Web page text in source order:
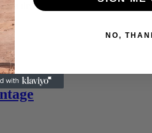
de cadena ramificada BCAA’s
NO,